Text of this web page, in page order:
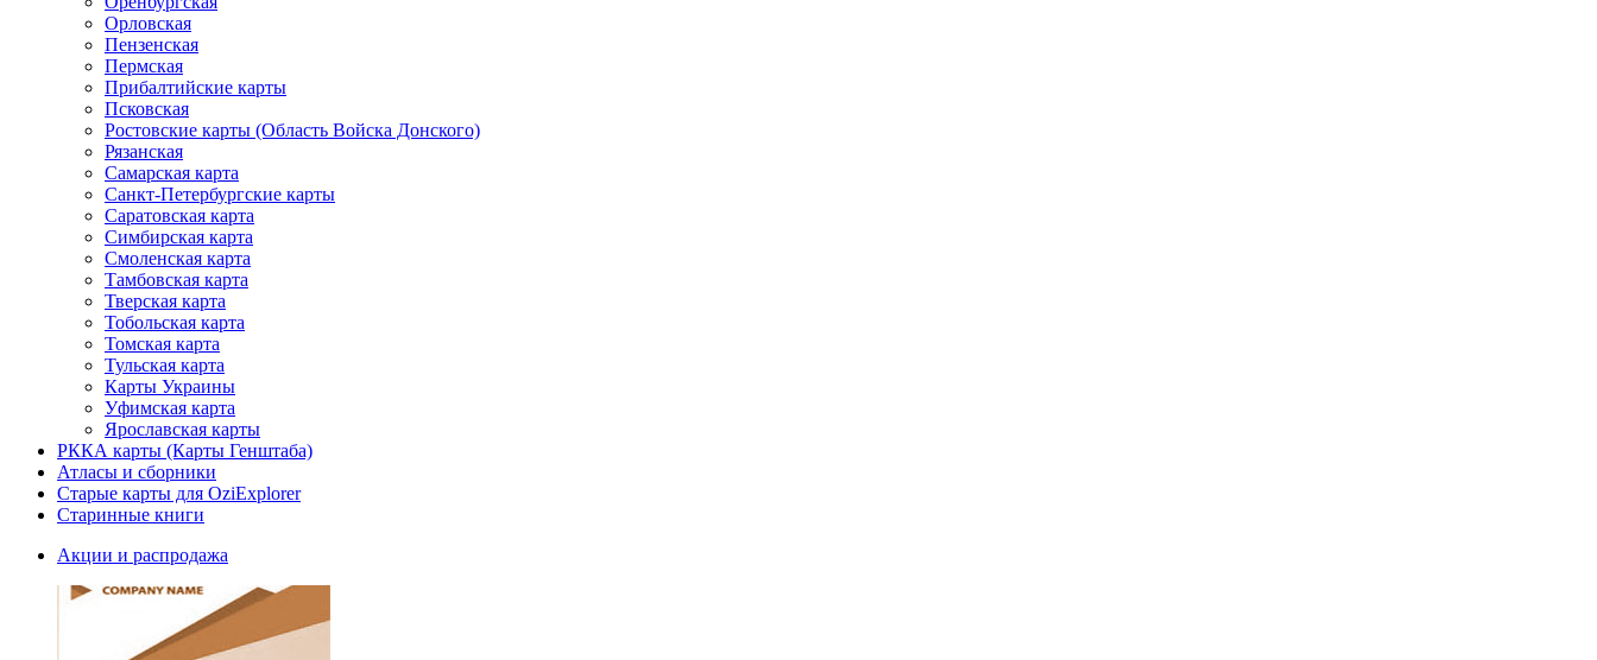
Орловская
Пензенская
Пермская
Прибалтийские карты
Псковская
Ростовские карты (Область Войска Донского)
Рязанская
Самарская карта
Санкт-Петербургские карты
Саратовская карта
Симбирская карта
Смоленская карта
Тамбовская карта
Тверская карта
Тобольская карта
Томская карта
Тульская карта
Карты Украины
Уфимская карта
Ярославская карты
РККА карты (Карты Генштаба)
Атласы и сборники
Старые карты для OziExplorer
Старинные книги
Акции и распродажа